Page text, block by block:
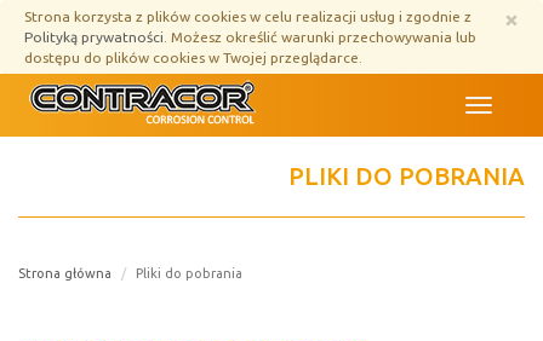
Przejdź
treści
×
Strona korzysta z plików cookies w celu realizacji usług i zgodnie z
Polityką prywatności . Możesz określić warunki przechowywania lub
dostępu do plików cookies w Twojej przeglądarce.
Menu
PLIKI DO POBRANIA
Strona główna Pliki do pobrania